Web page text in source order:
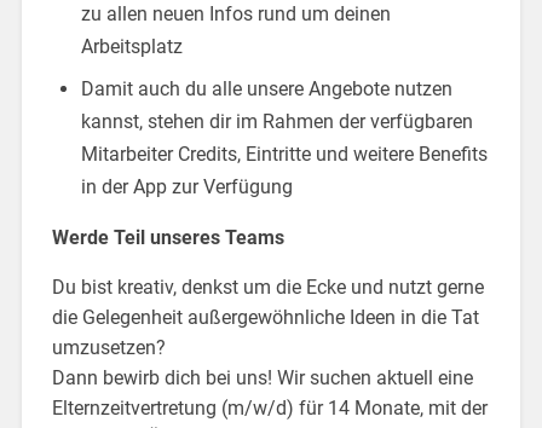
zu allen neuen Infos rund um deinen
Arbeitsplatz
Damit auch du alle unsere Angebote nutzen
kannst, stehen dir im Rahmen der verfügbaren
Mitarbeiter Credits, Eintritte und weitere Benefits
in der App zur Verfügung
Werde Teil unseres Teams
Du bist kreativ, denkst um die Ecke und nutzt gerne
die Gelegenheit außergewöhnliche Ideen in die Tat
umzusetzen?
Dann bewirb dich bei uns! Wir suchen aktuell eine
Elternzeitvertretung (m/w/d) für 14 Monate, mit der